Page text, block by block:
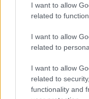
I want to allow
related to
I want to allow
related to
I want to allow
related to
functionality and
ένα πιστόλι με
με 7 φυσίγγια. Ο
παραδέχθηκε
το όπλο κατά
πυροβόλησε
στα πόδια σε
Παρά τη βαριά